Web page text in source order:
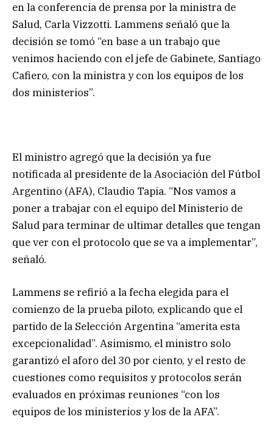
en la conferencia de prensa por la ministra de
Salud, Carla Vizzotti. Lammens señaló que la
decisión se tomó “en base a un trabajo que
venimos haciendo con el jefe de Gabinete, Santiago
Cafiero, con la ministra y con los equipos de los
dos ministerios”.
El ministro agregó que la decisión ya fue
notificada al presidente de la Asociación del Fútbol
Argentino (AFA), Claudio Tapia. “Nos vamos a
poner a trabajar con el equipo del Ministerio de
Salud para terminar de ultimar detalles que tengan
que ver con el protocolo que se va a implementar”,
señaló.
Lammens se refirió a la fecha elegida para el
comienzo de la prueba piloto, explicando que el
partido de la Selección Argentina “amerita esta
excepcionalidad”. Asimismo, el ministro solo
garantizó el aforo del 30 por ciento, y el resto de
cuestiones como requisitos y protocolos serán
evaluados en próximas reuniones “con los
equipos de los ministerios y los de la AFA”.